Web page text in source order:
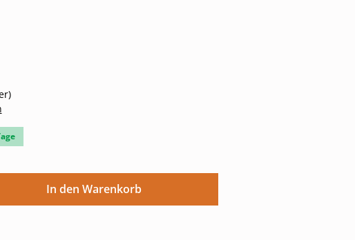
gewünschten Wert ein oder benutze die
In den Warenkorb